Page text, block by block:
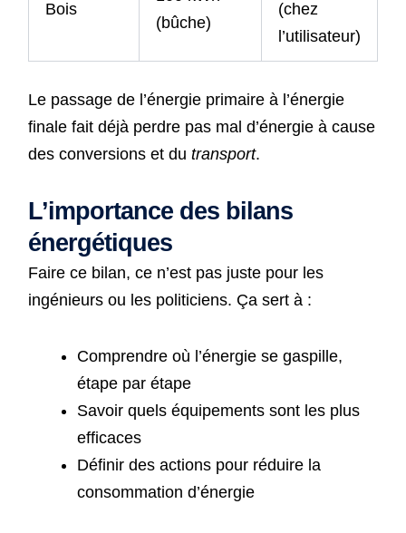
Bois
(bûche)
(chez
l’utilisateur)
Le passage de l’énergie primaire à l’énergie
finale fait déjà perdre pas mal d’énergie à cause
des conversions et du transport.
L’importance des bilans
énergétiques
Faire ce bilan, ce n’est pas juste pour les
ingénieurs ou les politiciens. Ça sert à :
Comprendre où l’énergie se gaspille,
étape par étape
Savoir quels équipements sont les plus
efficaces
Définir des actions pour réduire la
consommation d’énergie